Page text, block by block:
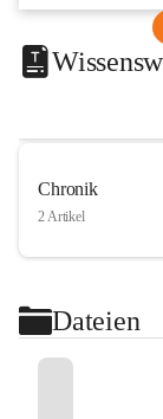
Chronik
2 Artikel
Dateien